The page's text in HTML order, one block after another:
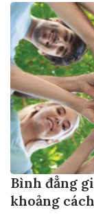
Bình đẳng
khoảng